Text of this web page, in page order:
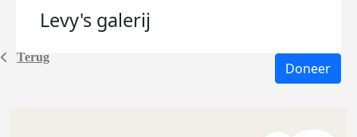
Terug
Levy's galerij
Doneer